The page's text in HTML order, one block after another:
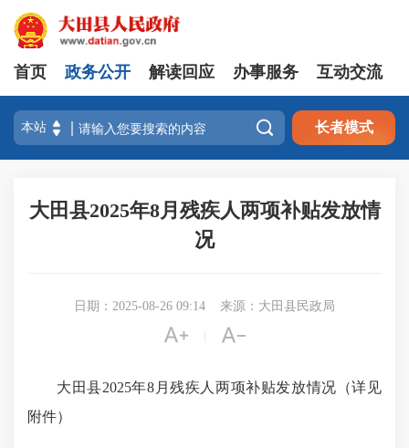
首页 政务公开 解读回应 办事服务 互动交流
 长者模式
大田县2025年8月残疾人两项补贴发放情
况
日期：2025-08-26 09:14 来源：大田县民政局
 
大田县2025年8月残疾人两项补贴发放情况（详见
附件）